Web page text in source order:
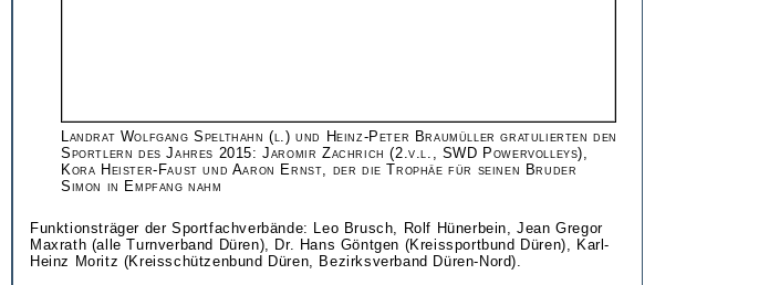
Landrat Wolfgang Spelthahn (l.) und Heinz-Peter Braumüller gratulierten den
Sportlern des Jahres 2015: Jaromir Zachrich (2.v.l., SWD Powervolleys),
Kora Heister-Faust und Aaron Ernst, der die Trophäe für seinen Bruder
Simon in Empfang nahm
Funktionsträger der Sportfachverbände: Leo Brusch, Rolf Hünerbein, Jean Gregor
Maxrath (alle Turnverband Düren), Dr. Hans Göntgen (Kreissportbund Düren), Karl-
Heinz Moritz (Kreisschützenbund Düren, Bezirksverband Düren-Nord).